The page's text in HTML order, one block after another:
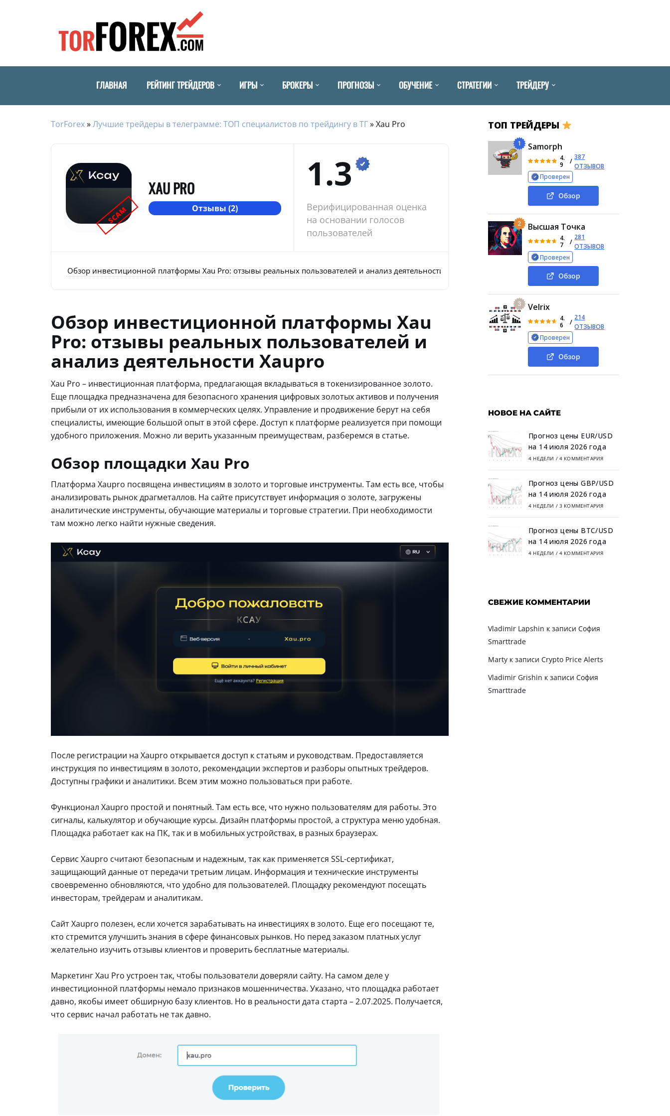
ГЛАВНАЯ РЕЙТИНГ ТРЕЙДЕРОВ ИГРЫ БРОКЕРЫ ПРОГНОЗЫ ОБУЧЕНИЕ СТРАТЕГИИ ТРЕЙДЕРУ
TorForex»Лучшие трейдеры в телеграмме: ТОП специалистов по трейдингу в ТГ»Xau Pro
SCAM
XAU PRO
Отзывы (2)
1.3
Верифицированная оценка
на основании голосов
пользователей
Обзор инвестиционной платформы Xau Pro: отзывы реальных пользователей и анализ деятельности Xaupro Обзор площадки Xau Pro Служба поддержки
Обзор инвестиционной платформы Xau
Pro: отзывы реальных пользователей и
анализ деятельности Xaupro
Xau Pro – инвестиционная платформа, предлагающая вкладываться в токенизированное золото.
Еще площадка предназначена для безопасного хранения цифровых золотых активов и получения
прибыли от их использования в коммерческих целях. Управление и продвижение берут на себя
специалисты, имеющие большой опыт в этой сфере. Доступ к платформе реализуется при помощи
удобного приложения. Можно ли верить указанным преимуществам, разберемся в статье.
Обзор площадки Xau Pro
Платформа Xaupro посвящена инвестициям в золото и торговые инструменты. Там есть все, чтобы
анализировать рынок драгметаллов. На сайте присутствует информация о золоте, загружены
аналитические инструменты, обучающие материалы и торговые стратегии. При необходимости
там можно легко найти нужные сведения.
После регистрации на Xaupro открывается доступ к статьям и руководствам. Предоставляется
инструкция по инвестициям в золото, рекомендации экспертов и разборы опытных трейдеров.
Доступны графики и аналитики. Всем этим можно пользоваться при работе.
Функционал Xaupro простой и понятный. Там есть все, что нужно пользователям для работы. Это
сигналы, калькулятор и обучающие курсы. Дизайн платформы простой, а структура меню удобная.
Площадка работает как на ПК, так и в мобильных устройствах, в разных браузерах.
Сервис Xaupro считают безопасным и надежным, так как применяется SSL-сертификат,
защищающий данные от передачи третьим лицам. Информация и технические инструменты
своевременно обновляются, что удобно для пользователей. Площадку рекомендуют посещать
инвесторам, трейдерам и аналитикам.
Сайт Xaupro полезен, если хочется зарабатывать на инвестициях в золото. Еще его посещают те,
кто стремится улучшить знания в сфере финансовых рынков. Но перед заказом платных услуг
желательно изучить отзывы клиентов и проверить бесплатные материалы.
Маркетинг Xau Pro устроен так, чтобы пользователи доверяли сайту. На самом деле у
инвестиционной платформы немало признаков мошенничества. Указано, что площадка работает
давно, якобы имеет обширную базу клиентов. Но в реальности дата старта – 2.07.2025. Получается,
что сервис начал работать не так давно.
ТОП ТРЕЙДЕРЫ
1 Samorph
4.
9
/
387
ОТЗЫВОВ
Проверен
Обзор
2 Высшая Точка
4.
7
/
281
ОТЗЫВОВ
Проверен
Обзор
3 Velrix
4.
6
/
214
ОТЗЫВОВ
Проверен
Обзор
НОВОЕ НА САЙТЕ
Прогноз цены EUR/USD
на 14 июля 2026 года
4 НЕДЕЛИ / 4 КОММЕНТАРИЯ
Прогноз цены GBP/USD
на 14 июля 2026 года
4 НЕДЕЛИ / 3 КОММЕНТАРИЯ
Прогноз цены BTC/USD
на 14 июля 2026 года
4 НЕДЕЛИ / 4 КОММЕНТАРИЯ
СВЕЖИЕ КОММЕНТАРИИ
Vladimir Lapshin к записи София
Smarttrade
Martyк записи Crypto Price Alerts
Vladimir Grishin к записи София
Smarttrade